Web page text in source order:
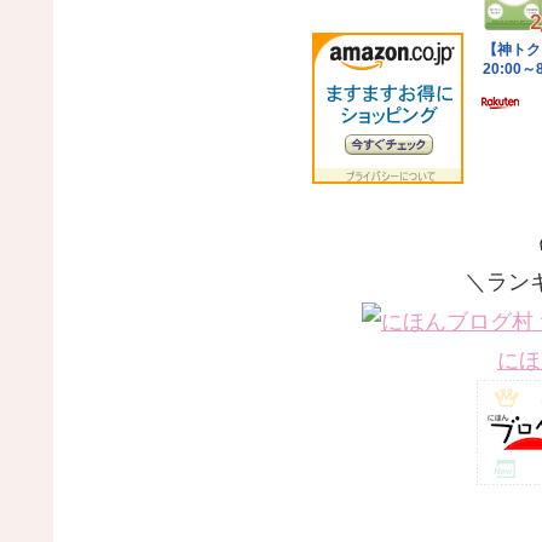
＼ラン
に